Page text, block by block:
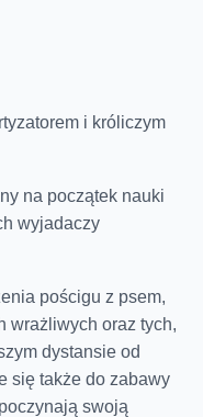
i króliczym
na początek nauki
wyjadaczy
pościgu z psem,
wrażliwych oraz tych,
dystansie od
się także do zabawy
swoją